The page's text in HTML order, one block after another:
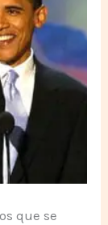
que se